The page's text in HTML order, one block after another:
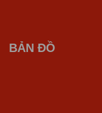
BẢN ĐỒ